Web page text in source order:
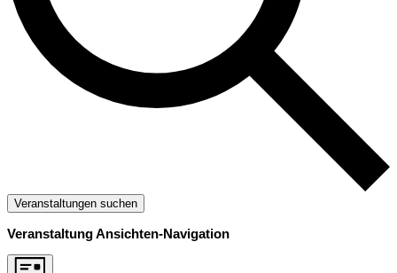
Veranstaltungen suchen
Veranstaltung Ansichten-Navigation